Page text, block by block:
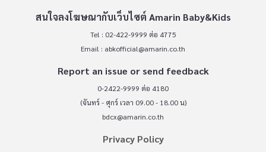
สนใจลงโฆษณากับเว็บไซต์ Amarin Baby&Kids
Tel : 02-422-9999 ต่อ 4775
Email : abkofficial@amarin.co.th
Report an issue or send feedback
0-2422-9999 ต่อ 4180
(จันทร์ - ศุกร์ เวลา 09.00 - 18.00 น)
bdcx@amarin.co.th
Privacy Policy